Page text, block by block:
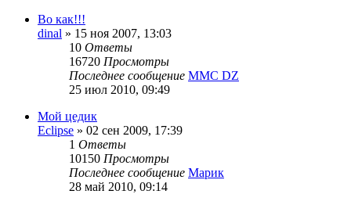
Во как!!!
dinal » 15 ноя 2007, 13:03
10 Ответы
16720 Просмотры
Последнее сообщение MMC DZ
25 июл 2010, 09:49
Мой цедик
Eclipse » 02 сен 2009, 17:39
1 Ответы
10150 Просмотры
Последнее сообщение Марик
28 май 2010, 09:14